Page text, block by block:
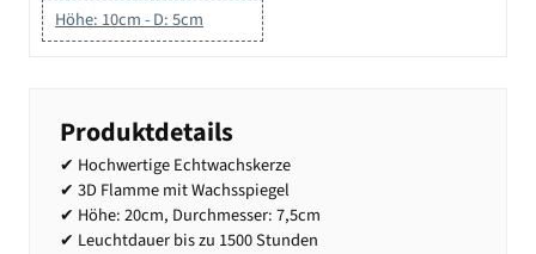
Höhe: 10cm - D: 5cm
Produktdetails
✔ Hochwertige Echtwachskerze
✔ 3D Flamme mit Wachsspiegel
✔ Höhe: 20cm, Durchmesser: 7,5cm
✔ Leuchtdauer bis zu 1500 Stunden